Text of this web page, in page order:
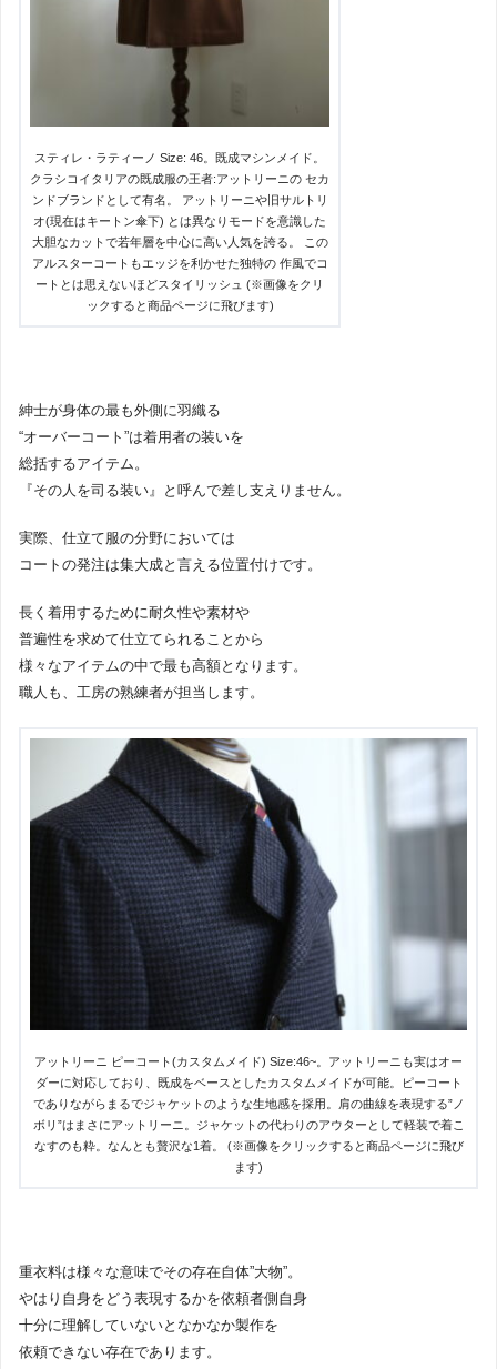
スティレ・ラティーノ Size: 46。既成マシンメイド。
クラシコイタリアの既成服の王者:アットリーニの セカ
ンドブランドとして有名。 アットリーニや旧サルトリ
オ(現在はキートン傘下) とは異なりモードを意識した
大胆なカットで若年層を中心に高い人気を誇る。 この
アルスターコートもエッジを利かせた独特の 作風でコ
ートとは思えないほどスタイリッシュ (※画像をクリ
ックすると商品ページに飛びます)
紳士が身体の最も外側に羽織る
“オーバーコート”は着用者の装いを
総括するアイテム。
『その人を司る装い』と呼んで差し支えりません。
実際、仕立て服の分野においては
コートの発注は集大成と言える位置付けです。
長く着用するために耐久性や素材や
普遍性を求めて仕立てられることから
様々なアイテムの中で最も高額となります。
職人も、工房の熟練者が担当します。
アットリーニ ピーコート(カスタムメイド) Size:46~。アットリーニも実はオー
ダーに対応しており、既成をベースとしたカスタムメイドが可能。ピーコート
でありながらまるでジャケットのような生地感を採用。肩の曲線を表現する”ノ
ボリ”はまさにアットリーニ。ジャケットの代わりのアウターとして軽装で着こ
なすのも粋。なんとも贅沢な1着。 (※画像をクリックすると商品ページに飛び
ます)
重衣料は様々な意味でその存在自体”大物”。
やはり自身をどう表現するかを依頼者側自身
十分に理解していないとなかなか製作を
依頼できない存在であります。